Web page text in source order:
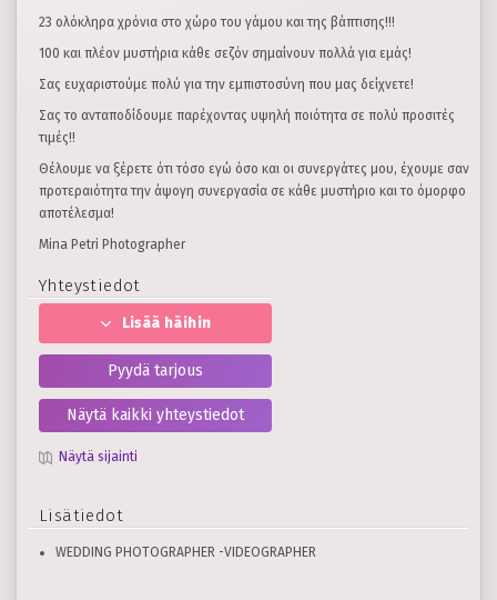
23 ολόκληρα χρόνια στο χώρο του γάμου και της βάπτισης!!!
100 και πλέον μυστήρια κάθε σεζόν σημαίνουν πολλά για εμάς!
Σας ευχαριστούμε πολύ για την εμπιστοσύνη που μας δείχνετε!
Σας το ανταποδίδουμε παρέχοντας υψηλή ποιότητα σε πολύ προσιτές
τιμές!!
Θέλουμε να ξέρετε ότι τόσο εγώ όσο και οι συνεργάτες μου, έχουμε σαν
προτεραιότητα την άψογη συνεργασία σε κάθε μυστήριο και το όμορφο
αποτέλεσμα!
Μina Petri Photographer
Yhteystiedot
Lisää häihin
Pyydä tarjous
Näytä kaikki yhteystiedot
Näytä sijainti
Lisätiedot
WEDDING PHOTOGRAPHER -VIDEOGRAPHER